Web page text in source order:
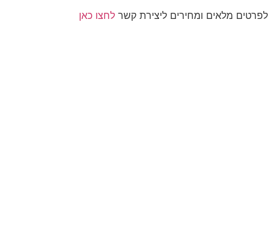
לפרטים מלאים ומחירים ליצירת קשר לחצו כאן